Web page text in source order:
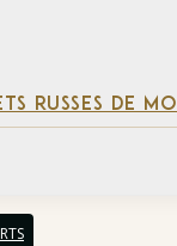
RUSSES DE